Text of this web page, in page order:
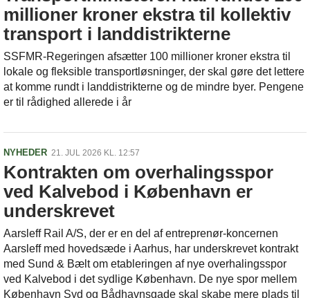
millioner kroner ekstra til kollektiv
transport i landdistrikterne
SSFMR-Regeringen afsætter 100 millioner kroner ekstra til
lokale og fleksible transportløsninger, der skal gøre det lettere
at komme rundt i landdistrikterne og de mindre byer. Pengene
er til rådighed allerede i år
NYHEDER 21. JUL 2026 KL. 12:57
Kontrakten om overhalingsspor
ved Kalvebod i København er
underskrevet
Aarsleff Rail A/S, der er en del af entreprenør-koncernen
Aarsleff med hovedsæde i Aarhus, har underskrevet kontrakt
med Sund & Bælt om etableringen af nye overhalingsspor
ved Kalvebod i det sydlige København. De nye spor mellem
København Syd og Bådhavnsgade skal skabe mere plads til